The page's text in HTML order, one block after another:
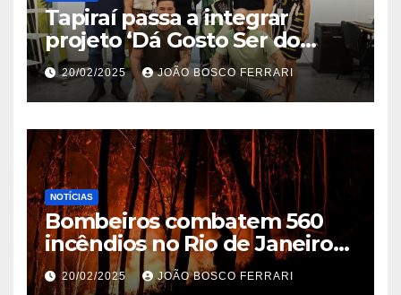
Tapiraí passa a integrar
projeto ‘Dá Gosto Ser do
Ribeira’ | ASN São Paulo
20/02/2025 JOÃO BOSCO FERRARI
NOTÍCIAS
Bombeiros combatem 560
incêndios no Rio de Janeiro
em 2025
20/02/2025 JOÃO BOSCO FERRARI